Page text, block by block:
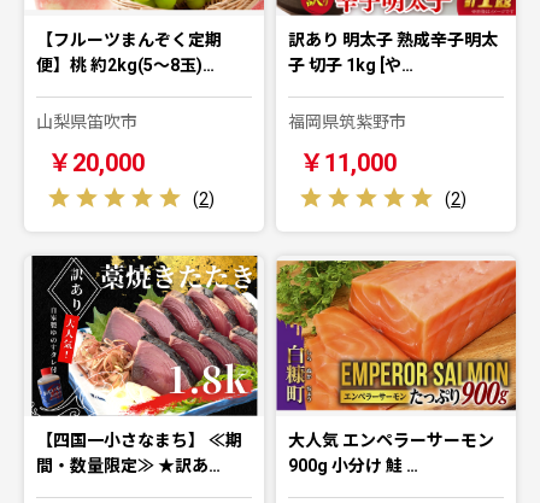
【フルーツまんぞく定期
便】桃 約2kg(5～8玉)…
山梨県笛吹市
￥20,000
(2)
訳あり 明太子 熟成辛子明太
子 切子 1kg [や…
福岡県筑紫野市
￥11,000
(2)
【四国一小さなまち】 ≪期
間・数量限定≫ ★訳あ…
大人気 エンペラーサーモン
900g 小分け 鮭 …